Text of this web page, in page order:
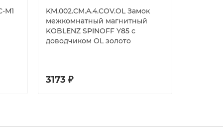
М1
KM.002.CM.A.4.COV.OL Замок
межкомнатный магнитный
KOBLENZ SPINOFF Y85 с
доводчиком OL золото
3173 ₽